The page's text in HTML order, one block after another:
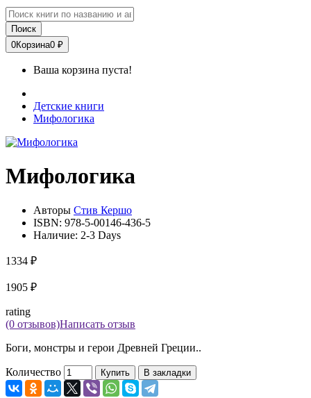
Поиск
0Корзина0 ₽
Ваша корзина пуста!
Детские книги
Мифологика
Мифологика
Авторы Стив Кершо
ISBN: 978-5-00146-436-5
Наличие: 2-3 Days
1334 ₽
1905 ₽
rating
(0 отзывов)Написать отзыв
Боги, монстры и герои Древней Греции..
Количество Купить В закладки